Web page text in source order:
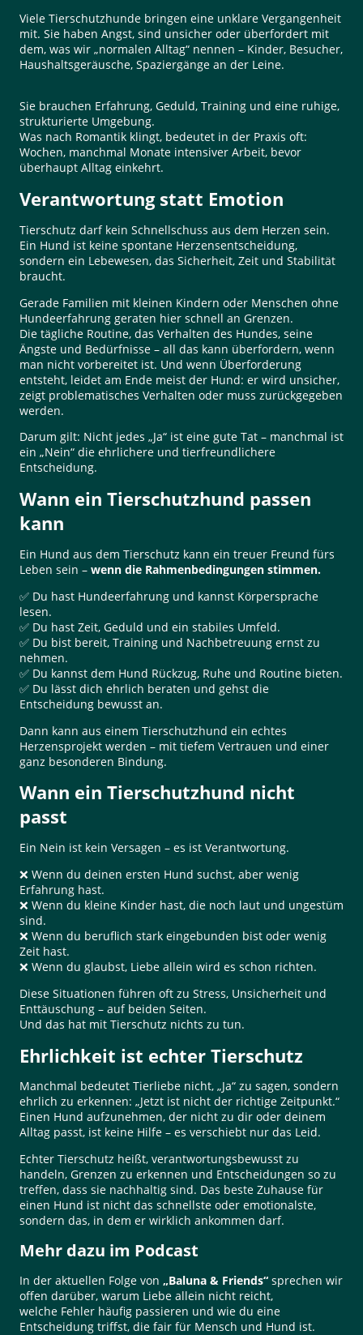
Viele Tierschutzhunde bringen eine unklare Vergangenheit
mit. Sie haben Angst, sind unsicher oder überfordert mit
dem, was wir „normalen Alltag“ nennen – Kinder, Besucher,
Haushaltsgeräusche, Spaziergänge an der Leine.
Sie brauchen Erfahrung, Geduld, Training und eine ruhige,
strukturierte Umgebung.
Was nach Romantik klingt, bedeutet in der Praxis oft:
Wochen, manchmal Monate intensiver Arbeit, bevor
überhaupt Alltag einkehrt.
Verantwortung statt Emotion
Tierschutz darf kein Schnellschuss aus dem Herzen sein.
Ein Hund ist keine spontane Herzensentscheidung,
sondern ein Lebewesen, das Sicherheit, Zeit und Stabilität
braucht.
Gerade Familien mit kleinen Kindern oder Menschen ohne
Hundeerfahrung geraten hier schnell an Grenzen.
Die tägliche Routine, das Verhalten des Hundes, seine
Ängste und Bedürfnisse – all das kann überfordern, wenn
man nicht vorbereitet ist. Und wenn Überforderung
entsteht, leidet am Ende meist der Hund: er wird unsicher,
zeigt problematisches Verhalten oder muss zurückgegeben
werden.
Darum gilt: Nicht jedes „Ja“ ist eine gute Tat – manchmal ist
ein „Nein“ die ehrlichere und tierfreundlichere
Entscheidung.
Wann ein Tierschutzhund passen
kann
Ein Hund aus dem Tierschutz kann ein treuer Freund fürs
Leben sein – wenn die Rahmenbedingungen stimmen.
✅ Du hast Hundeerfahrung und kannst Körpersprache
lesen.
✅ Du hast Zeit, Geduld und ein stabiles Umfeld.
✅ Du bist bereit, Training und Nachbetreuung ernst zu
nehmen.
✅ Du kannst dem Hund Rückzug, Ruhe und Routine bieten.
✅ Du lässt dich ehrlich beraten und gehst die
Entscheidung bewusst an.
Dann kann aus einem Tierschutzhund ein echtes
Herzensprojekt werden – mit tiefem Vertrauen und einer
ganz besonderen Bindung.
Wann ein Tierschutzhund nicht
passt
Ein Nein ist kein Versagen – es ist Verantwortung.
❌ Wenn du deinen ersten Hund suchst, aber wenig
Erfahrung hast.
❌ Wenn du kleine Kinder hast, die noch laut und ungestüm
sind.
❌ Wenn du beruflich stark eingebunden bist oder wenig
Zeit hast.
❌ Wenn du glaubst, Liebe allein wird es schon richten.
Diese Situationen führen oft zu Stress, Unsicherheit und
Enttäuschung – auf beiden Seiten.
Und das hat mit Tierschutz nichts zu tun.
Ehrlichkeit ist echter Tierschutz
Manchmal bedeutet Tierliebe nicht, „Ja“ zu sagen, sondern
ehrlich zu erkennen: „Jetzt ist nicht der richtige Zeitpunkt.“
Einen Hund aufzunehmen, der nicht zu dir oder deinem
Alltag passt, ist keine Hilfe – es verschiebt nur das Leid.
Echter Tierschutz heißt, verantwortungsbewusst zu
handeln, Grenzen zu erkennen und Entscheidungen so zu
treffen, dass sie nachhaltig sind. Das beste Zuhause für
einen Hund ist nicht das schnellste oder emotionalste,
sondern das, in dem er wirklich ankommen darf.
Mehr dazu im Podcast
In der aktuellen Folge von „Baluna & Friends“ sprechen wir
offen darüber, warum Liebe allein nicht reicht,
welche Fehler häufig passieren und wie du eine
Entscheidung triffst, die fair für Mensch und Hund ist.